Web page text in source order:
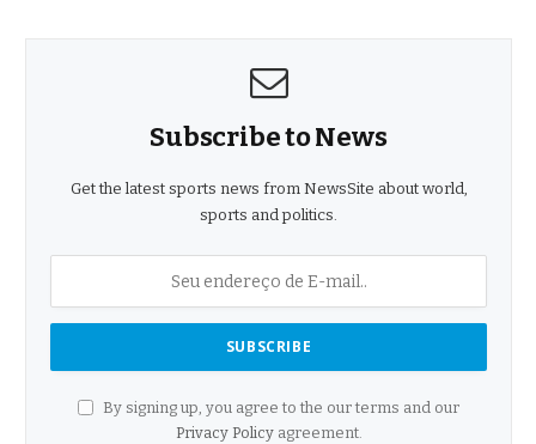
Subscribe to News
Get the latest sports news from NewsSite about world,
sports and politics.
By signing up, you agree to the our terms and our
Privacy Policyagreement.